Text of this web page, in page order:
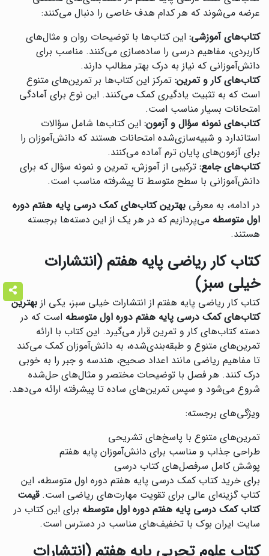
عرضه می‌شوند که هر کدام هدف خاصی را دنبال می‌کنند:
کتاب‌های آموزشی: این کتاب‌ها با توضیحات روان و مثال‌های
کاربردی، مفاهیم درسی را ساده‌سازی می‌کنند. مناسب برای
دانش‌آموزانی که نیاز به درک بهتر مطالب دارند.
کتاب‌های کار و تمرین: تمرکز این کتاب‌ها بر تمرین‌های متنوع
است که به تثبیت یادگیری کمک می‌کنند. این نوع برای آمادگی
امتحانات بسیار مناسب است.
کتاب‌های نمونه سؤال و آزمون: این کتاب‌ها شامل سؤالات
استاندارد و شبیه‌سازی‌شده امتحانات هستند که دانش‌آموزان را
برای آزمون‌های پایان ترم آماده می‌کنند.
کتاب‌های جامع: ترکیبی از آموزش، تمرین و نمونه سؤال که برای
دانش‌آموزانی با سطح متوسط تا پیشرفته مناسب است.
در ادامه، به معرفی بهترین کتاب‌های کمک درسی پایه هفتم دوره
اول متوسطه می‌پردازیم که در هر یک از این دسته‌ها برجسته
هستند.
کتاب کار ریاضی پایه هفتم (انتشارات
خیلی سبز)
کتاب کار ریاضی پایه هفتم از انتشارات خیلی سبز، یکی از بهترین
کتاب‌های کمک درسی پایه هفتم دوره اول متوسطه است که در
دسته کتاب‌های کار و تمرین قرار می‌گیرد. این کتاب با ارائه
تمرین‌های متنوع و طبقه‌بندی‌شده، به دانش‌آموزان کمک می‌کند
تا مفاهیم ریاضی مانند اعداد صحیح، هندسه و جبر را به خوبی
درک کنند. هر فصل با توضیحات مختصر و مثال‌های حل‌شده
شروع می‌شود و سپس تمرین‌های ساده تا پیشرفته ارائه می‌دهد.
ویژگی‌های برجسته:
تمرین‌های متنوع با پاسخ‌های تشریحی
طراحی جذاب و مناسب برای دانش‌آموزان پایه هفتم
پوشش کامل سرفصل‌های کتاب درسی
برای خرید کتاب کمک درسی پایه هفتم دوره اول متوسطه، این
کتاب گزینه‌ای عالی برای تقویت مهارت‌های ریاضی است.قیمت
کتاب کمک درسی پایه هفتم دوره اول متوسطه برای این کتاب در
سایت ایران بوک با تخفیف‌های مناسب در دسترس است.
کتاب علوم تجربی پایه هفتم (انتشارات